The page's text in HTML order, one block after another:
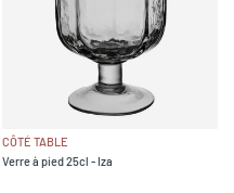
CÔTÉ TABLE
Verre à pied 25cl - Iza